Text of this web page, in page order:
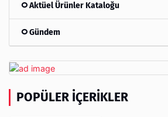
Aktüel Ürünler Kataloğu
Gündem
POPÜLER İÇERIKLER